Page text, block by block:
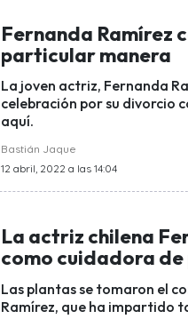
Fernanda Ramírez
particular manera
La joven actriz, Fernanda
celebración por su divorcio
aquí.
Bastián Jaque
12 abril, 2022 a las 14:04
La actriz chilena
como cuidadora
Las plantas se tomaron el
Ramírez, que ha impartido